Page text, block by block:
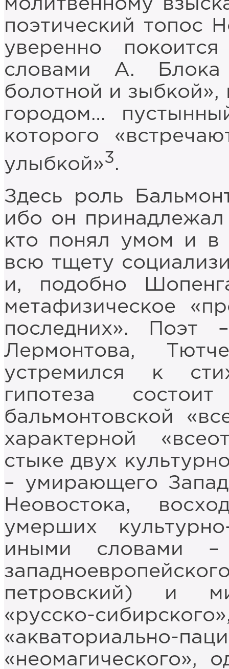
молитвенному
поэтический топос
уверенно
словами А.
болотной и зыбкой»,
городом…
которого
улыбкой»3.
Здесь роль
ибо он
кто понял умом и в
всю тщету
и, подобно
метафизическое
последних». Поэт
Лермонтова,
устремился к
гипотеза
бальмонтовской
характерной
стыке двух
– умирающего
Неовостока,
умерших
иными словами –
петровский) и
«русско-
«акваториально-
«неомагического»,